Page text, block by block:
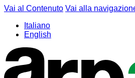
Vai al Contenuto Vai alla
Italiano
English